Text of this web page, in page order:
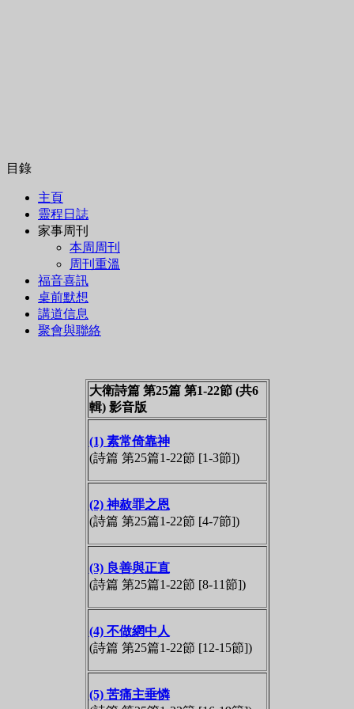
目錄
主頁
靈程日誌
家事周刊
本周周刊
周刊重溫
福音喜訊
桌前默想
講道信息
聚會與聯絡
大衛詩篇 第25篇 第1-22節 (共6
輯) 影音版
(1) 素常倚靠神
(詩篇 第25篇1-22節 [1-3節])
(2) 神赦罪之恩
(詩篇 第25篇1-22節 [4-7節])
(3) 良善與正直
(詩篇 第25篇1-22節 [8-11節])
(4) 不做網中人
(詩篇 第25篇1-22節 [12-15節])
(5) 苦痛主垂憐